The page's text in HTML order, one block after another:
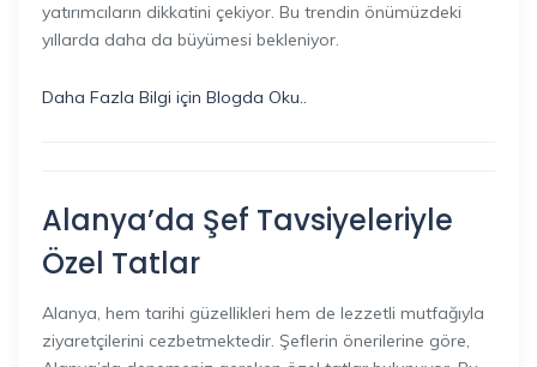
yatırımcıların dikkatini çekiyor. Bu trendin önümüzdeki
yıllarda daha da büyümesi bekleniyor.
Daha Fazla Bilgi için Blogda Oku..
Alanya’da Şef Tavsiyeleriyle
Özel Tatlar
Alanya, hem tarihi güzellikleri hem de lezzetli mutfağıyla
ziyaretçilerini cezbetmektedir. Şeflerin önerilerine göre,